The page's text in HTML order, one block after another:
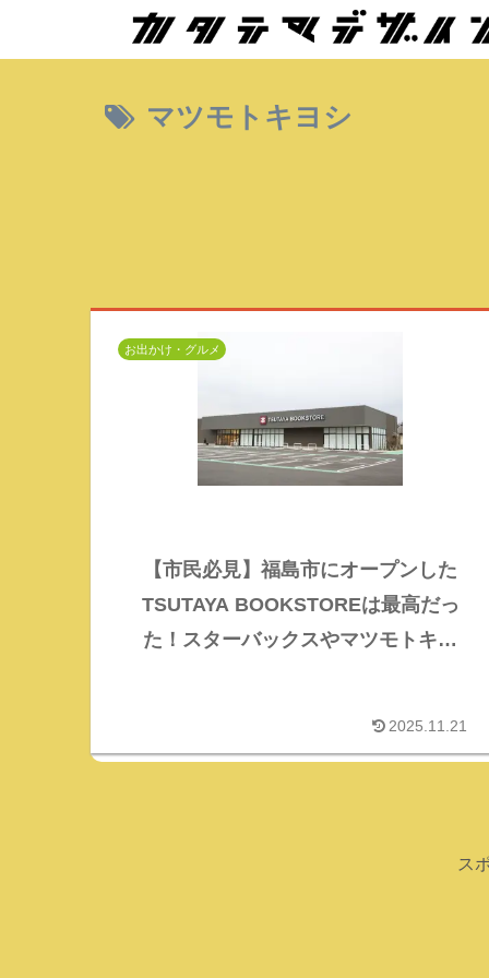
マツモトキヨシ
お出かけ・グルメ
【市民必見】福島市にオープンした
TSUTAYA BOOKSTOREは最高だっ
た！スターバックスやマツモトキヨ
2025.11.21
ス